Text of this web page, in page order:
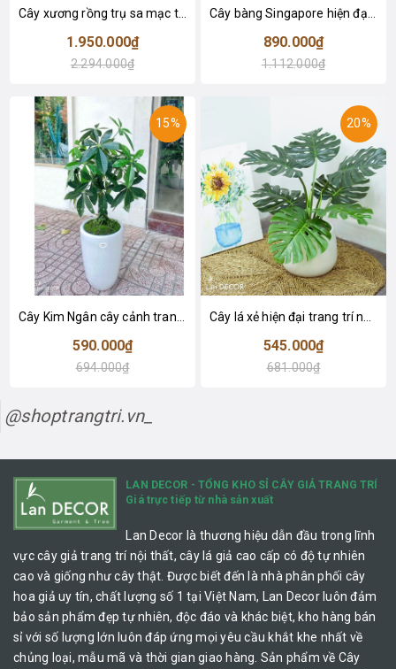
Cây xương rồng trụ sa mạc trang trí loại 2 tay (155cm) - LC2912
1.950.000₫
2.294.000₫
890.000₫
1.112.000₫
15%
590.000₫
694.000₫
20%
545.000₫
681.000₫
@shoptrangtri.vn_
LAN DECOR - TỔNG KHO SỈ CÂY GIẢ TRANG TRÍ
Giá trực tiếp từ nhà sản xuất
Lan Decor là thương hiệu dẫn đầu trong lĩnh
vực cây giả trang trí nội thất, cây lá giả cao cấp có độ tự nhiên
cao và giống như cây thật. Được biết đến là nhà phân phối cây
hoa giả uy tín, chất lượng số 1 tại Việt Nam, Lan Decor luôn đảm
bảo sản phẩm đẹp tự nhiên, độc đáo và khác biệt, kho hàng bán
sỉ với số lượng lớn luôn đáp ứng mọi yêu cầu khắt khe nhất về
chủng loại, mẫu mã và thời gian giao hàng. Sản phẩm về Cây